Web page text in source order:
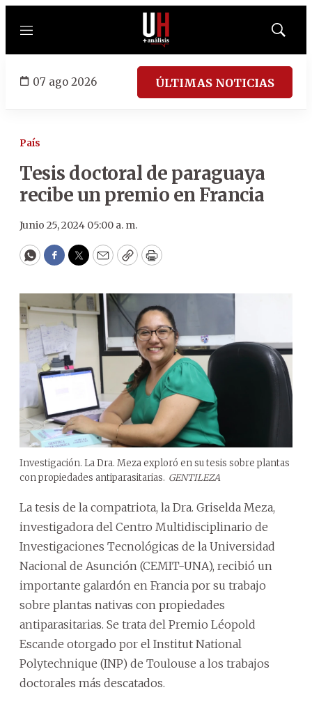
Menú
Mostrar
07 ago 2026 ÚLTIMAS NOTICIAS
País
Tesis doctoral de paraguaya
recibe un premio en Francia
Junio 25, 2024 05:00 a. m.
WhatsApp
Facebook
Twitter
EmailCopyPrint
Investigación. La Dra. Meza exploró en su tesis sobre plantas
con propiedades antiparasitarias. GENTILEZA
La tesis de la compatriota, la Dra. Griselda Meza,
investigadora del Centro Multidisciplinario de
Investigaciones Tecnológicas de la Universidad
Nacional de Asunción (CEMIT-UNA), recibió un
importante galardón en Francia por su trabajo
sobre plantas nativas con propiedades
antiparasitarias. Se trata del Premio Léopold
Escande otorgado por el Institut National
Polytechnique (INP) de Toulouse a los trabajos
doctorales más descatados.